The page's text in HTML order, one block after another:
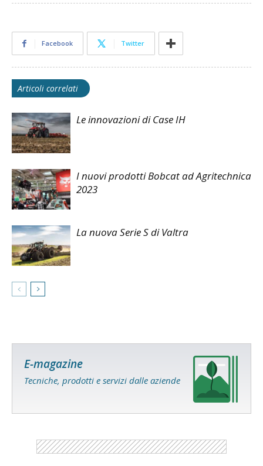
Facebook Twitter
Articoli correlati
Le innovazioni di Case IH
I nuovi prodotti Bobcat ad Agritechnica
2023
La nuova Serie S di Valtra
E-magazine
Tecniche, prodotti e servizi dalle aziende